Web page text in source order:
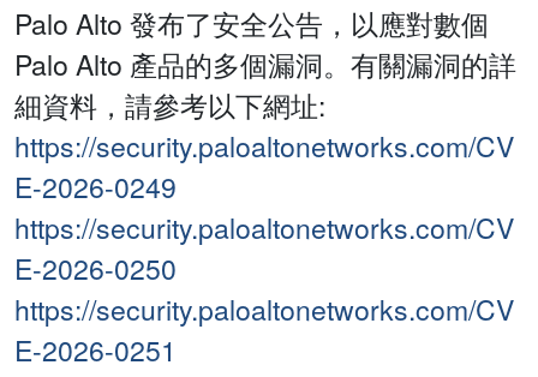
Palo Alto 發布了安全公告，以應對數個
Palo Alto 產品的多個漏洞。有關漏洞的詳
細資料，請參考以下網址:
https://security.paloaltonetworks.com/CV
E-2026-0249
https://security.paloaltonetworks.com/CV
E-2026-0250
https://security.paloaltonetworks.com/CV
E-2026-0251